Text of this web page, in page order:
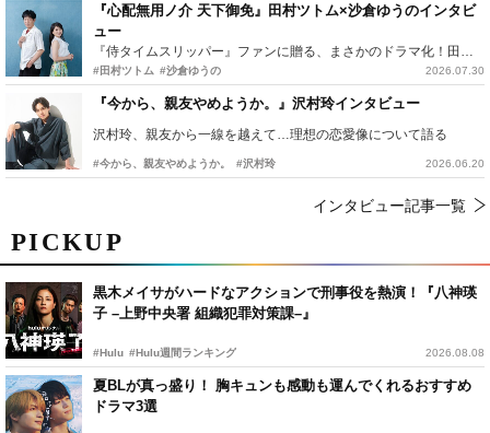
PICKUP
黒木メイサがハードなアクションで刑事役を熱演！『八神瑛
子 –上野中央署 組織犯罪対策課–』
#Hulu #Hulu週間ランキング 2026.08.08
夏BLが真っ盛り！ 胸キュンも感動も運んでくれるおすすめ
ドラマ3選
『心配無用ノ介 天下御免』田村ツトム×沙倉ゆうのインタビ
ュー
『侍タイムスリッパー』ファンに贈る、まさかのドラマ化！田村ツトム×沙倉ゆうのが語る『心配無用ノ介』撮影秘話
#田村ツトム #沙倉ゆうの 2026.07.30
『今から、親友やめようか。』沢村玲インタビュー
沢村玲、親友から一線を越えて…理想の恋愛像について語る
#今から、親友やめようか。 #沢村玲 2026.06.20
インタビュー記事一覧